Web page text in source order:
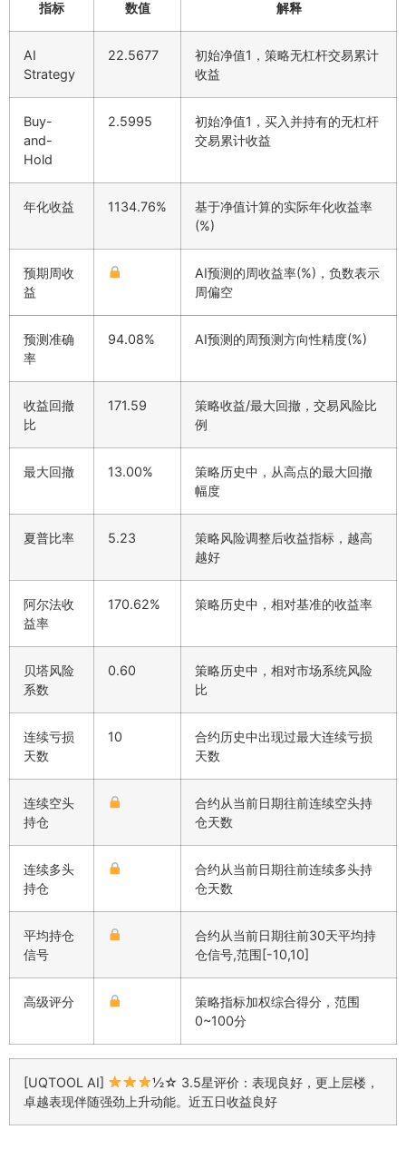
指标 数值 解释
AI
Strategy
22.5677
初始净值1，策略无杠杆交易累计
收益
Buy-
and-
Hold
2.5995
初始净值1，买入并持有的无杠杆
交易累计收益
年化收益 1134.76%
基于净值计算的实际年化收益率
(%)
预期周收
益
AI预测的周收益率(%)，负数表示
周偏空
预测准确
率
94.08% AI预测的周预测方向性精度(%)
收益回撤
比
171.59
策略收益/最大回撤，交易风险比
例
最大回撤 13.00%
策略历史中，从高点的最大回撤
幅度
夏普比率 5.23
策略风险调整后收益指标，越高
越好
阿尔法收
益率
170.62% 策略历史中，相对基准的收益率
贝塔风险
系数
0.60
策略历史中，相对市场系统风险
比
连续亏损
天数
10
合约历史中出现过最大连续亏损
天数
连续空头
持仓
合约从当前日期往前连续空头持
仓天数
连续多头
持仓
合约从当前日期往前连续多头持
仓天数
平均持仓
信号
合约从当前日期往前30天平均持
仓信号,范围[-10,10]
高级评分
策略指标加权综合得分，范围
0~100分
[UQTOOL AI]
½☆ 3.5星评价：表现良好，更上层楼，
卓越表现伴随强劲上升动能。近五日收益良好